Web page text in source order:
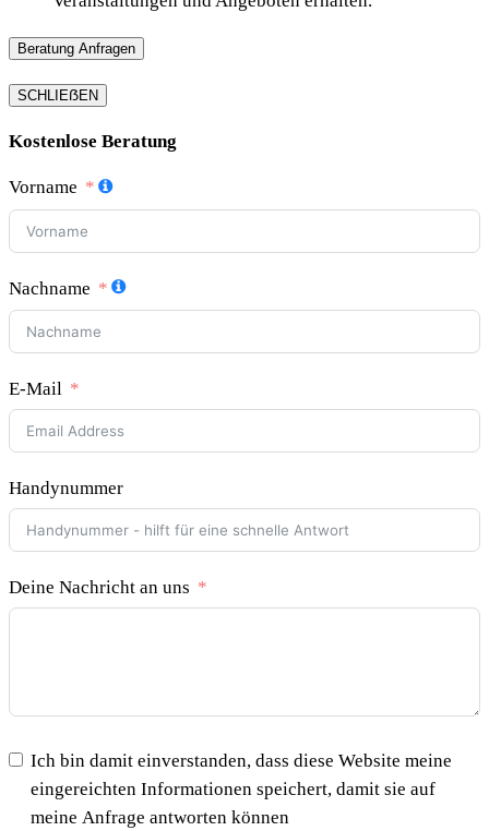
Beratung Anfragen
SCHLIEẞEN
Kostenlose Beratung
Vorname
Nachname
E-Mail
Handynummer
Deine Nachricht an uns
Ich bin damit einverstanden, dass diese Website meine
eingereichten Informationen speichert, damit sie auf
meine Anfrage antworten können